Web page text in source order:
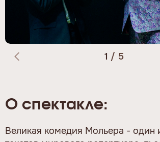
1 / 5
О спектакле:
Великая комедия Мольера - один